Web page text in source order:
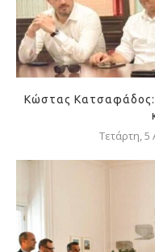
Κώστας Κατσαφάδος:
Τετάρτη, 5